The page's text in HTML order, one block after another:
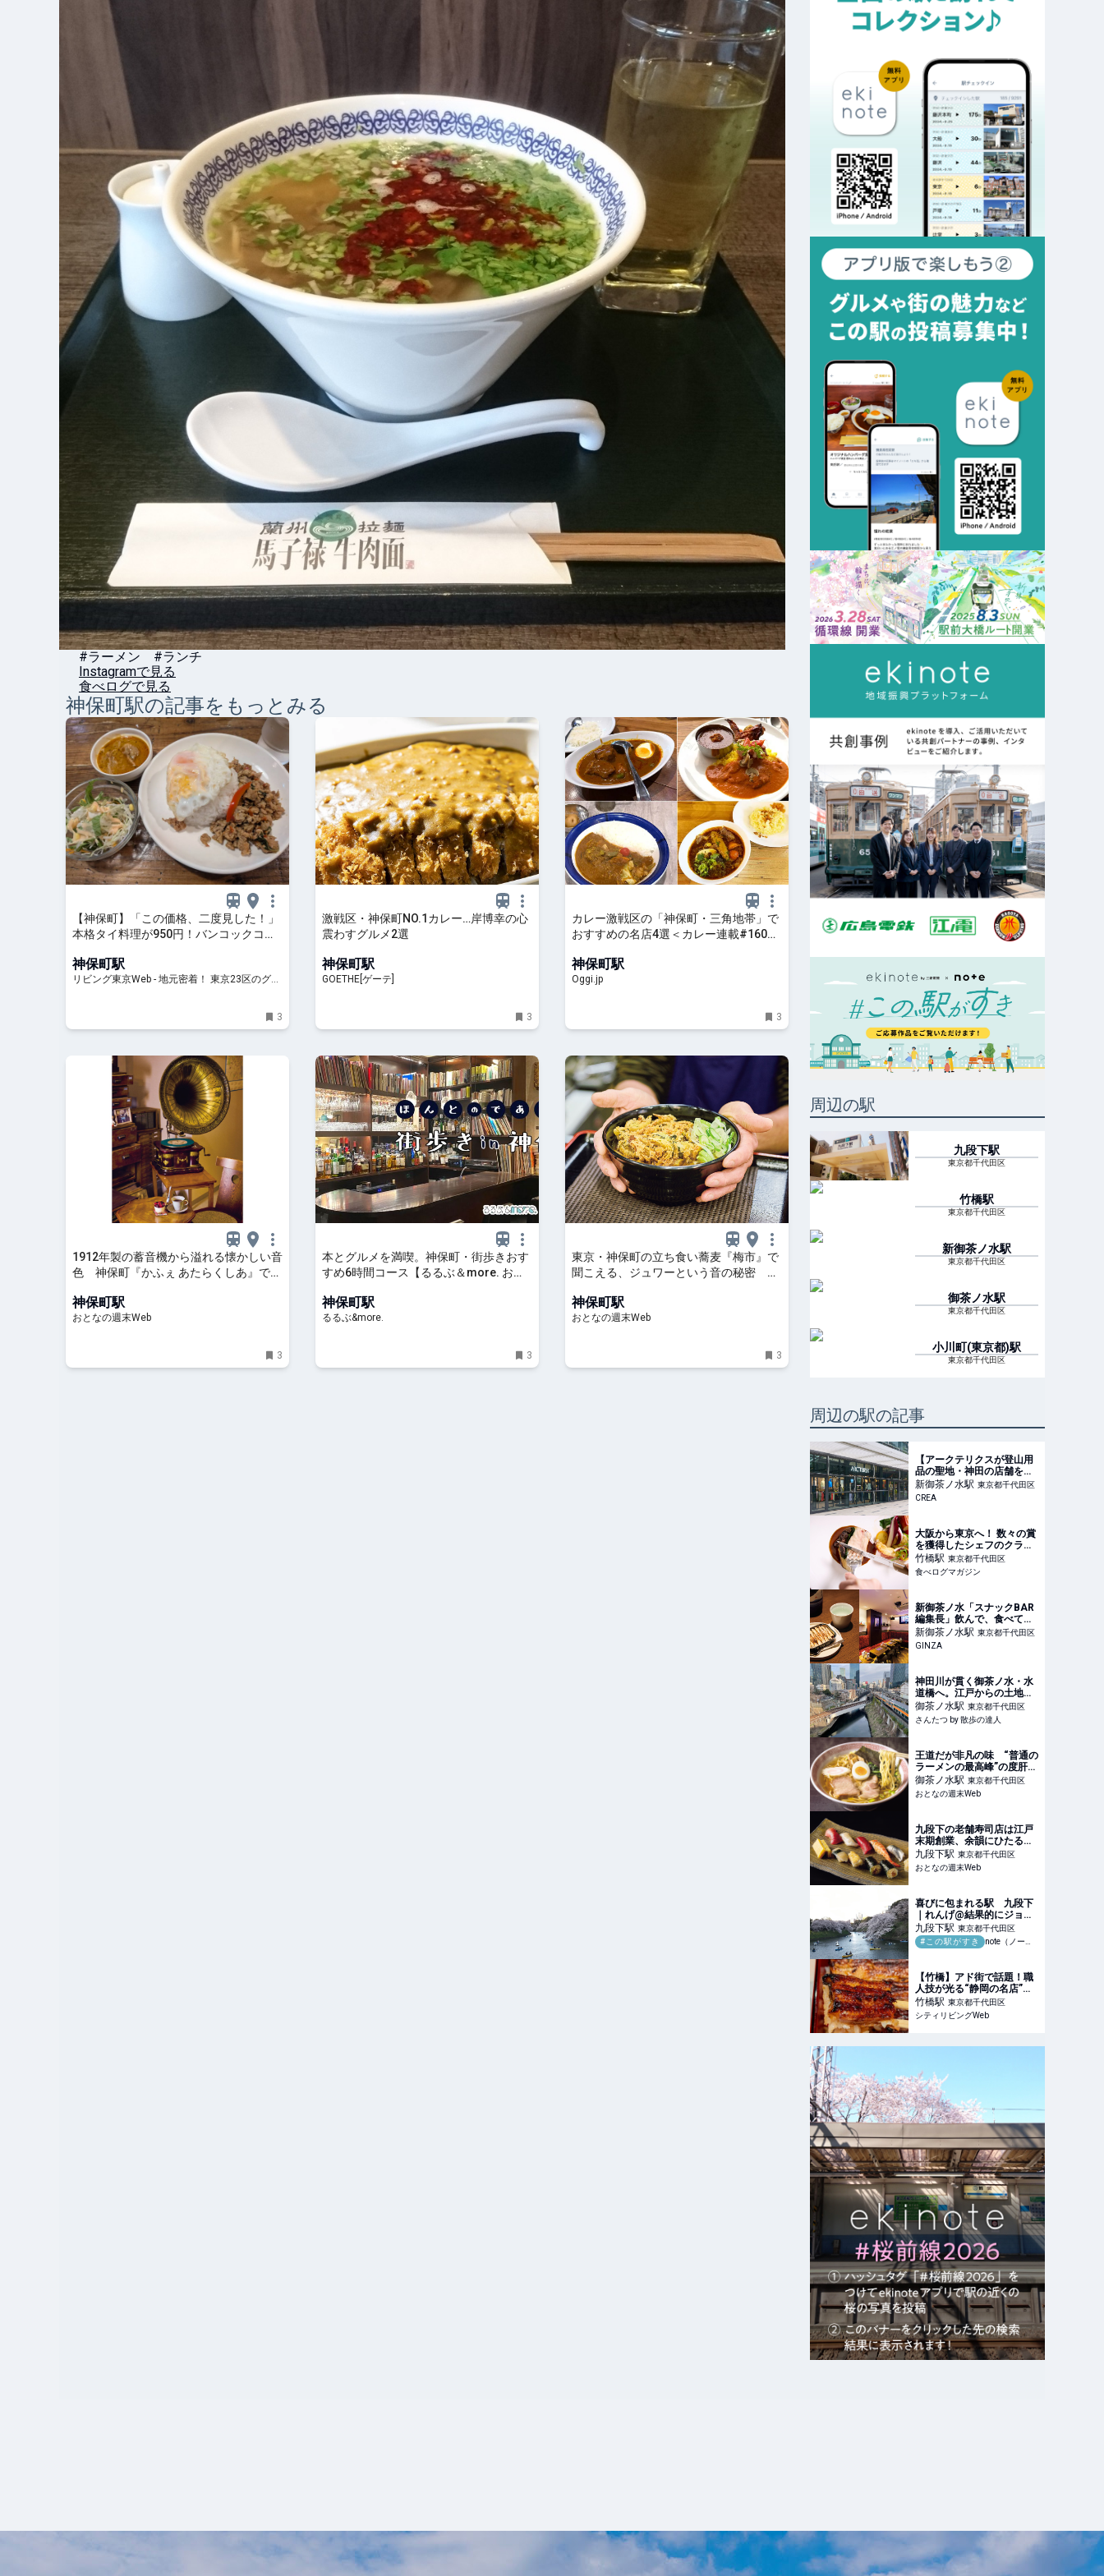
#ラーメン #ランチ
Instagramで見る
食べログで見る
神保町駅の記事をもっとみる
【神保町】「この価格、二度見した！」
本格タイ料理が950円！バンコックコス
神保町駅
リビング東京Web - 地元密着！ 東京23区のグル
3
激戦区・神保町NO.1カレー…岸博幸の心
震わすグルメ2選
神保町駅
GOETHE[ゲーテ]
3
カレー激戦区の「神保町・三角地帯」で
おすすめの名店4選＜カレー連載#160＞
神保町駅
Oggi.jp
3
1912年製の蓄音機から溢れる懐かしい音
色 神保町『かふぇ あたらくしあ』で聴
神保町駅
おとなの週末Web
3
本とグルメを満喫。神保町・街歩きおす
すめ6時間コース【るるぶ＆more. おさ
神保町駅
るるぶ&more.
3
東京・神保町の立ち食い蕎麦『梅市』で
聞こえる、ジュワーという音の秘密 蕎
神保町駅
おとなの週末Web
3
周辺の駅
九段下駅
東京都千代田区
竹橋駅
東京都千代田区
新御茶ノ水駅
東京都千代田区
御茶ノ水駅
東京都千代田区
小川町(東京都)駅
東京都千代田区
周辺の駅の記事
【アークテリクスが登山用
品の聖地・神田の店舗をリ
ニューアル】本格派の顧客
に合わせ、山岳ギアとの相
新御茶ノ水駅 東京都千代田区
CREA
大阪から東京へ！ 数々の賞
を獲得したシェフのクラシ
ックとモダンを行き交うフ
ランス料理に陶酔！ | 食べ
ログマガジン
竹橋駅 東京都千代田区
食べログマガジン
新御茶ノ水「スナックBAR
編集長」飲んで、食べて、
歌って口福。令和のスナッ
クに期待の新星現る
新御茶ノ水駅 東京都千代田区
GINZA
神田川が貫く御茶ノ水・水
道橋へ。江戸からの土地の
記憶をたどり、新たな街の
表情を知る【「水と歩く」
を歩く】｜さんたつ by 散
御茶ノ水駅 東京都千代田区
さんたつ by 散歩の達人
王道だが非凡の味 “普通の
ラーメンの最高峰”の度肝を
抜かれる濃密さのスープが
至極
御茶ノ水駅 東京都千代田区
おとなの週末Web
九段下の老舗寿司店は江戸
末期創業、余韻にひたる絶
品寿司は赤酢のシャリにネ
タが引き立つ
九段下駅 東京都千代田区
おとなの週末Web
喜びに包まれる駅 九段下
｜れんげ@結果的にジョブ
ホッパーになった人
九段下駅 東京都千代田区
#この駅がすき
note（ノート）
【竹橋】アド街で話題！職
人技が光る“静岡の名店”が
東京で食べられる幸せ｜シ
ティリビングWeb
竹橋駅 東京都千代田区
シティリビングWeb